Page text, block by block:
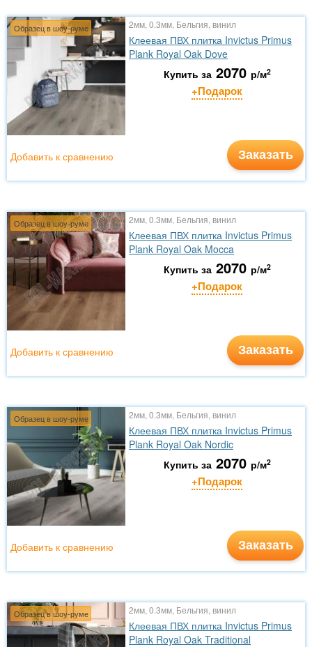
Образец в шоу-руме 2мм, 0.3мм, Бельгия, винил
Клеевая ПВХ плитка Invictus Primus
Plank Royal Oak Dove
Купить за 2070 р/м2
+Подарок
Заказать
Добавить к сравнению
Образец в шоу-руме 2мм, 0.3мм, Бельгия, винил
Клеевая ПВХ плитка Invictus Primus
Plank Royal Oak Mocca
Купить за 2070 р/м2
+Подарок
Заказать
Добавить к сравнению
Образец в шоу-руме 2мм, 0.3мм, Бельгия, винил
Клеевая ПВХ плитка Invictus Primus
Plank Royal Oak Nordic
Купить за 2070 р/м2
+Подарок
Заказать
Добавить к сравнению
Образец в шоу-руме 2мм, 0.3мм, Бельгия, винил
Клеевая ПВХ плитка Invictus Primus
Plank Royal Oak Traditional